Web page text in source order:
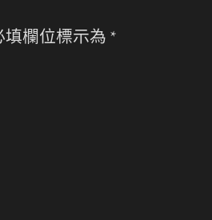
填欄位標示為 *